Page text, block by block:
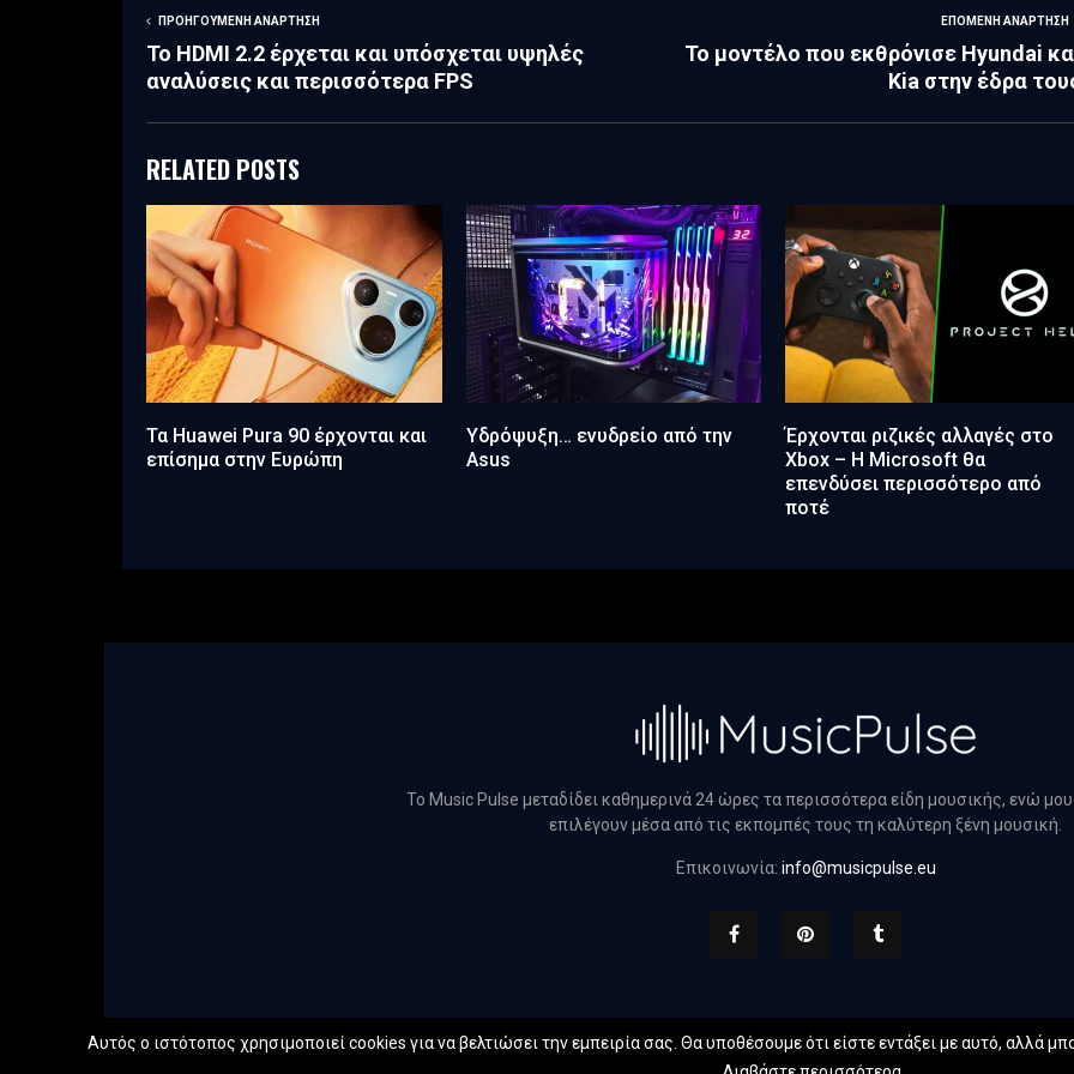
ΠΡΟΗΓΟΎΜΕΝΗ ΑΝΆΡΤΗΣΗ
Το HDMI 2.2 έρχεται και υπόσχεται υψηλές
αναλύσεις και περισσότερα FPS
ΕΠΌΜΕΝΗ ΑΝΆΡΤΗΣΗ
Το μοντέλο που εκθρόνισε Hyundai
Kia στην έδρα
RELATED POSTS
Τα Huawei Pura 90 έρχονται και
επίσημα στην Ευρώπη
Υδρόψυξη… ενυδρείο από την
Asus
Έρχονται ριζικές αλλαγές στο
Xbox – Η Microsoft θα
επενδύσει περισσότερο από
ποτέ
Το Music Pulse μεταδίδει καθημερινά 24 ώρες τα περισσότερα είδη μουσικής, ενώ
επιλέγουν μέσα από τις εκπομπές τους τη καλύτερη ξένη μουσική.
Επικοινωνία: info@musicpulse.eu
@2022 - musicpulse.eu. All Right Reserved. Designed and Developed byWeb
Αυτός ο ιστότοπος χρησιμοποιεί cookies για να βελτιώσει την εμπειρία σας. Θα υποθέσουμε ότι είστε εντάξει με αυτό, αλλά